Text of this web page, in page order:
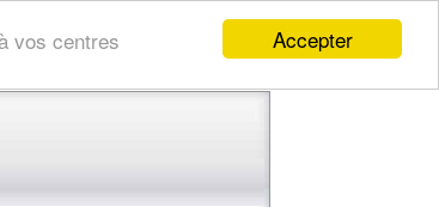
Accepter
vos centres